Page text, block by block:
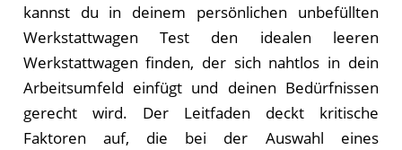
kannst du in deinem persönlichen unbefüllten
Werkstattwagen Test den idealen leeren
Werkstattwagen finden, der sich nahtlos in dein
Arbeitsumfeld einfügt und deinen Bedürfnissen
gerecht wird. Der Leitfaden deckt kritische
Faktoren auf, die bei der Auswahl eines